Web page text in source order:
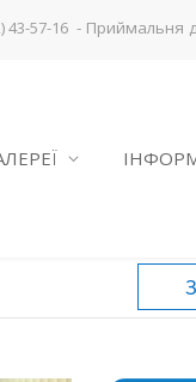
43-57-16 - Приймальня